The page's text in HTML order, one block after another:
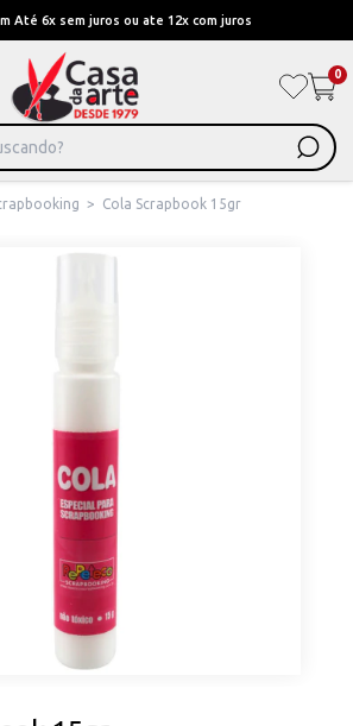
Até 6x sem juros ou ate 12x com juros
0
> Cola Scrapbook 15gr